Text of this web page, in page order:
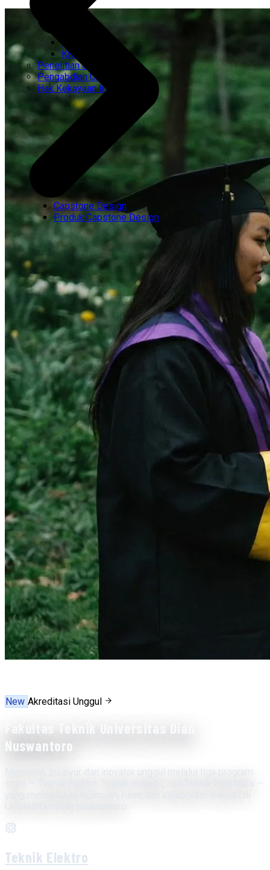
CEMTI
KK Regresi
Penelitian Unggulan
Pengabdian Unggulan
Hak Kekayaan Intelektual
Capstone Design
Produk Capstone Design
New Akreditasi Unggul
Fakultas Teknik Universitas Dian
Nuswantoro
Mencetak insinyur dan inovator unggul melalui tiga program
studi — Teknik Elektro, Teknik Industri, dan Teknik Biomedis —
Teknik Elektro